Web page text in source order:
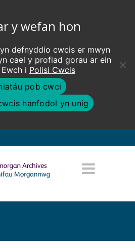
y wefan hon
defnyddio cwcis er mwyn
cael y profiad gorau ar ein
i Polisi Cwcis
pob cwci
hanfodol yn unig